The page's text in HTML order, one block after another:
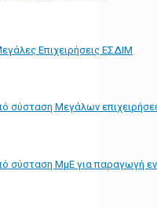
Επιχειρήσεις ΕΣΔΙΜ
σύσταση Μεγάλων
σύσταση ΜμΕ για παραγωγή